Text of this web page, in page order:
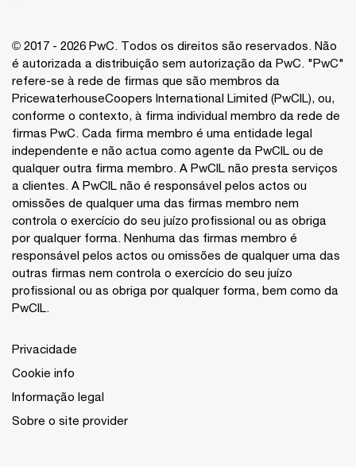
© 2017 - 2026 PwC. Todos os direitos são reservados. Não
é autorizada a distribuição sem autorização da PwC. "PwC"
refere-se à rede de firmas que são membros da
PricewaterhouseCoopers International Limited (PwCIL), ou,
conforme o contexto, à firma individual membro da rede de
firmas PwC. Cada firma membro é uma entidade legal
independente e não actua como agente da PwCIL ou de
qualquer outra firma membro. A PwCIL não presta serviços
a clientes. A PwCIL não é responsável pelos actos ou
omissões de qualquer uma das firmas membro nem
controla o exercício do seu juízo profissional ou as obriga
por qualquer forma. Nenhuma das firmas membro é
responsável pelos actos ou omissões de qualquer uma das
outras firmas nem controla o exercício do seu juízo
profissional ou as obriga por qualquer forma, bem como da
PwCIL.
Privacidade
Cookie info
Informação legal
Sobre o site provider